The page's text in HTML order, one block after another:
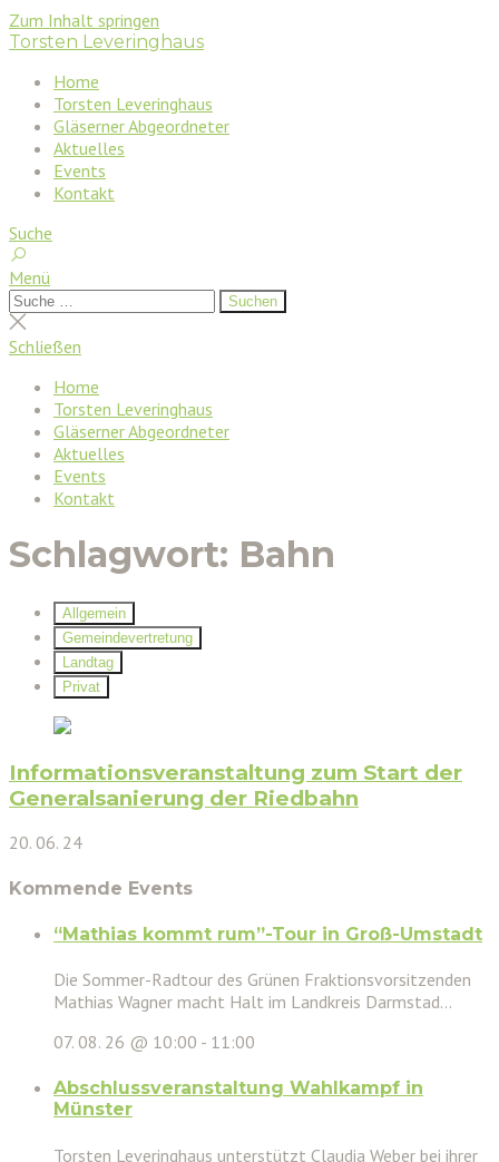
Zum Inhalt springen
Torsten Leveringhaus
Home
Torsten Leveringhaus
Gläserner Abgeordneter
Aktuelles
Events
Kontakt
Suche
Menü
Suchen
nach:
Suchen
Suche
schließen
Schließen
Home
Torsten Leveringhaus
Gläserner Abgeordneter
Aktuelles
Events
Kontakt
Schlagwort: Bahn
Allgemein
Gemeindevertretung
Landtag
Privat
Informationsveranstaltung zum Start der
Generalsanierung der Riedbahn
20. 06. 24
Kommende Events
“Mathias kommt rum”-Tour in Groß-Umstadt
Die Sommer-Radtour des Grünen Fraktionsvorsitzenden
Mathias Wagner macht Halt im Landkreis Darmstad...
07. 08. 26 @ 10:00 - 11:00
Abschlussveranstaltung Wahlkampf in
Münster
Torsten Leveringhaus unterstützt Claudia Weber bei ihrer